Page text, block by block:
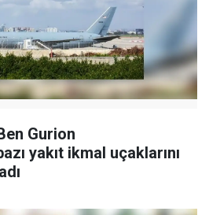
Gurion
yakıt ikmal uçaklarını